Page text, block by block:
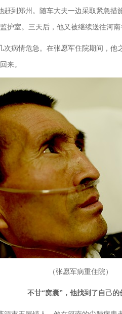
赶到郑州。随车大夫一边采取紧急措
护室。三天后，他又被继续送往河南
病情危急。在张愿军住院期间，他
来。
（张愿军病重住院）
不甘“窝囊” ，他找到了自己的